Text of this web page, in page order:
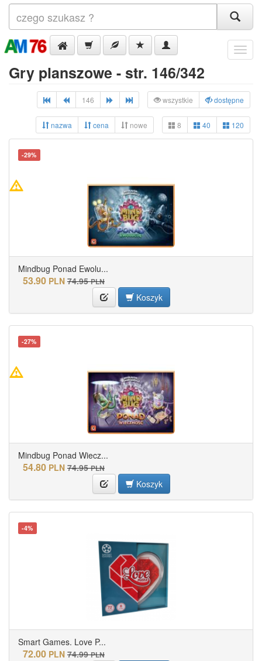
Menu
Gry planszowe - str. 146/342
146 wszystkie dostępne
nazwa cena nowe 8 40 120
-29%
Mindbug Ponad Ewolu...
53.90 PLN 74.95 PLN
Koszyk
-27%
Mindbug Ponad Wiecz...
54.80 PLN 74.95 PLN
Koszyk
-4%
Smart Games. Love P...
72.00 PLN 74.99 PLN